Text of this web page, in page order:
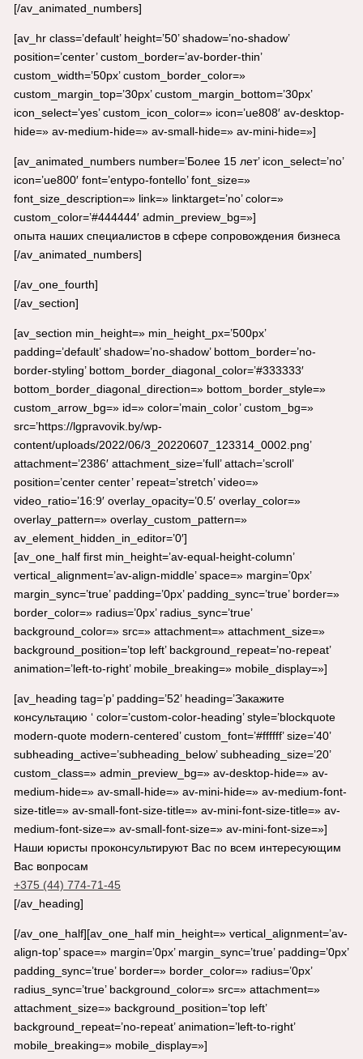
[/av_animated_numbers]
[av_hr class=’default’ height=’50’ shadow=’no-shadow’
position=’center’ custom_border=’av-border-thin’
custom_width=’50px’ custom_border_color=»
custom_margin_top=’30px’ custom_margin_bottom=’30px’
icon_select=’yes’ custom_icon_color=» icon=’ue808′ av-desktop-
hide=» av-medium-hide=» av-small-hide=» av-mini-hide=»]
[av_animated_numbers number=’Более 15 лет’ icon_select=’no’
icon=’ue800′ font=’entypo-fontello’ font_size=»
font_size_description=» link=» linktarget=’no’ color=»
custom_color=’#444444′ admin_preview_bg=»]
опыта наших специалистов в сфере сопровождения бизнеса
[/av_animated_numbers]
[/av_one_fourth]
[/av_section]
[av_section min_height=» min_height_px=’500px’
padding=’default’ shadow=’no-shadow’ bottom_border=’no-
border-styling’ bottom_border_diagonal_color=’#333333′
bottom_border_diagonal_direction=» bottom_border_style=»
custom_arrow_bg=» id=» color=’main_color’ custom_bg=»
src=’https://lgpravovik.by/wp-
content/uploads/2022/06/3_20220607_123314_0002.png’
attachment=’2386′ attachment_size=’full’ attach=’scroll’
position=’center center’ repeat=’stretch’ video=»
video_ratio=’16:9′ overlay_opacity=’0.5′ overlay_color=»
overlay_pattern=» overlay_custom_pattern=»
av_element_hidden_in_editor=’0′]
[av_one_half first min_height=’av-equal-height-column’
vertical_alignment=’av-align-middle’ space=» margin=’0px’
margin_sync=’true’ padding=’0px’ padding_sync=’true’ border=»
border_color=» radius=’0px’ radius_sync=’true’
background_color=» src=» attachment=» attachment_size=»
background_position=’top left’ background_repeat=’no-repeat’
animation=’left-to-right’ mobile_breaking=» mobile_display=»]
[av_heading tag=’p’ padding=’52’ heading=’Закажите
консультацию ‘ color=’custom-color-heading’ style=’blockquote
modern-quote modern-centered’ custom_font=’#ffffff’ size=’40’
subheading_active=’subheading_below’ subheading_size=’20’
custom_class=» admin_preview_bg=» av-desktop-hide=» av-
medium-hide=» av-small-hide=» av-mini-hide=» av-medium-font-
size-title=» av-small-font-size-title=» av-mini-font-size-title=» av-
medium-font-size=» av-small-font-size=» av-mini-font-size=»]
Наши юристы проконсультируют Вас по всем интересующим
Вас вопросам
+375 (44) 774-71-45
[/av_heading]
[/av_one_half][av_one_half min_height=» vertical_alignment=’av-
align-top’ space=» margin=’0px’ margin_sync=’true’ padding=’0px’
padding_sync=’true’ border=» border_color=» radius=’0px’
radius_sync=’true’ background_color=» src=» attachment=»
attachment_size=» background_position=’top left’
background_repeat=’no-repeat’ animation=’left-to-right’
mobile_breaking=» mobile_display=»]